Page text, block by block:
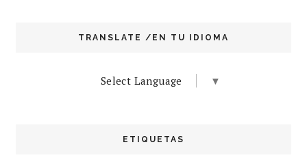
TRANSLATE /EN TU IDIOMA
Select Language ▼
ETIQUETAS